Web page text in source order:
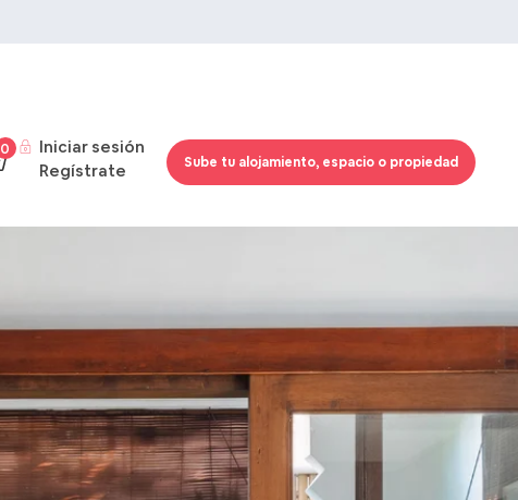
0
Iniciar sesión
Regístrate
Sube tu alojamiento, espacio o propiedad